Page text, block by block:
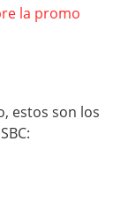
la promo
estos son los